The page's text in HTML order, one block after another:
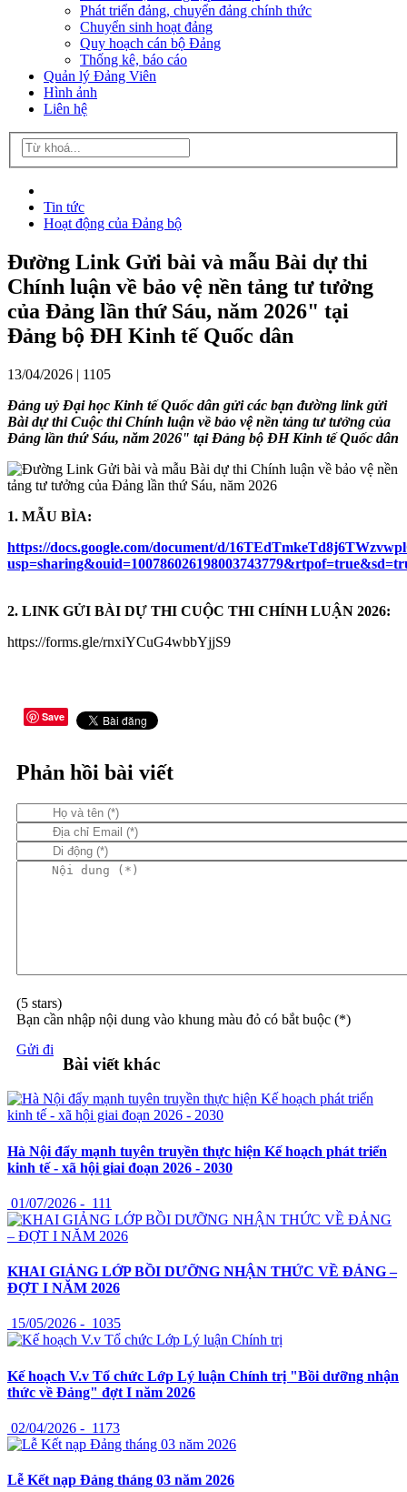
Phát triển đảng, chuyển đảng chính thức
Chuyển sinh hoạt đảng
Quy hoạch cán bộ Đảng
Thống kê, báo cáo
Quản lý Đảng Viên
Hình ảnh
Liên hệ
Tin tức
Hoạt động của Đảng bộ
Đường Link Gửi bài và mẫu Bài dự thi
Chính luận về bảo vệ nền tảng tư tưởng
của Đảng lần thứ Sáu, năm 2026" tại
Đảng bộ ĐH Kinh tế Quốc dân
13/04/2026 | 1105
Đảng uỷ Đại học Kinh tế Quốc dân gửi các bạn đường link gửi
Bài dự thi Cuộc thi Chính luận về bảo vệ nền tảng tư tưởng của
Đảng lần thứ Sáu, năm 2026" tại Đảng bộ ĐH Kinh tế Quốc dân
1. MẪU BÌA:
https://docs.google.com/document/d/
2. LINK GỬI BÀI DỰ THI CUỘC THI CHÍNH LUẬN 2026:
https://forms.gle/rnxiYCuG4wbbYjjS9
Save
Phản hồi bài viết
(5 stars)
Bạn cần nhập nội dung vào khung màu đỏ có bắt buộc (*)
Gửi đi
Bài viết khác
Hà Nội đẩy mạnh tuyên truyền thực hiện Kế hoạch phát triển
kinh tế - xã hội giai đoạn 2026 - 2030
01/07/2026 - 111
KHAI GIẢNG LỚP BỒI DƯỠNG NHẬN THỨC VỀ ĐẢNG –
ĐỢT I NĂM 2026
15/05/2026 - 1035
Kế hoạch V.v Tổ chức Lớp Lý luận Chính trị "Bồi dưỡng nhận
thức về Đảng" đợt I năm 2026
02/04/2026 - 1173
Lễ Kết nạp Đảng tháng 03 năm 2026